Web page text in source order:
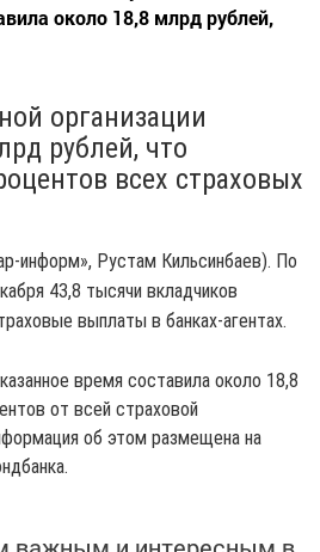
около 18,8 млрд рублей,
организации
рублей, что
всех страховых
информ», Рустам Кильсинбаев). По
43,8 тысячи вкладчиков
выплаты в банках-агентах.
время составила около 18,8
от всей страховой
об этом размещена на